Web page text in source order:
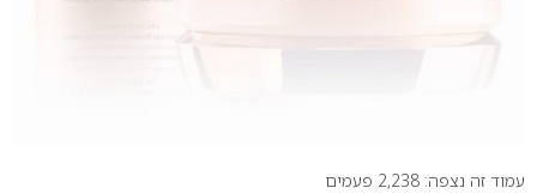
עמוד זה נצפה: 2,238 פעמים